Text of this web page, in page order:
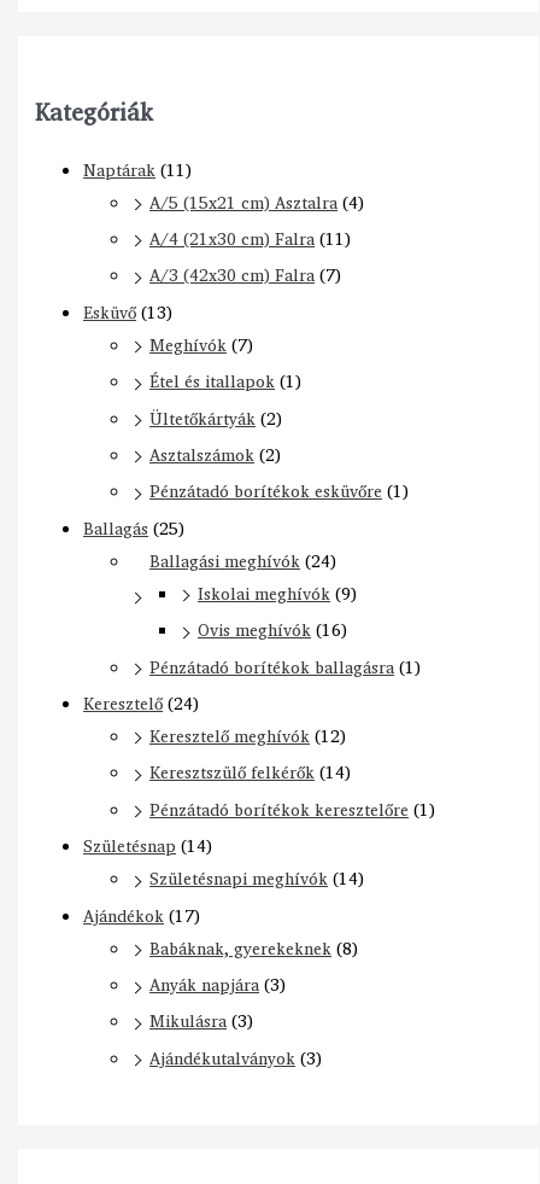
Kategóriák
Naptárak(11)
A/5 (15x21 cm) Asztalra(4)
A/4 (21x30 cm) Falra(11)
A/3 (42x30 cm) Falra(7)
Esküvő(13)
Meghívók(7)
Étel és itallapok(1)
Ültetőkártyák(2)
Asztalszámok(2)
Pénzátadó borítékok esküvőre (1)
Ballagás (25)
Ballagási meghívók(24)
Iskolai meghívók(9)
Ovis meghívók(16)
Pénzátadó borítékok ballagásra(1)
Keresztelő(24)
Keresztelő meghívók(12)
Keresztszülő felkérők(14)
Pénzátadó borítékok keresztelőre (1)
Születésnap (14)
Születésnapi meghívók(14)
Ajándékok(17)
Babáknak, gyerekeknek(8)
Anyák napjára(3)
Mikulásra(3)
Ajándékutalványok(3)